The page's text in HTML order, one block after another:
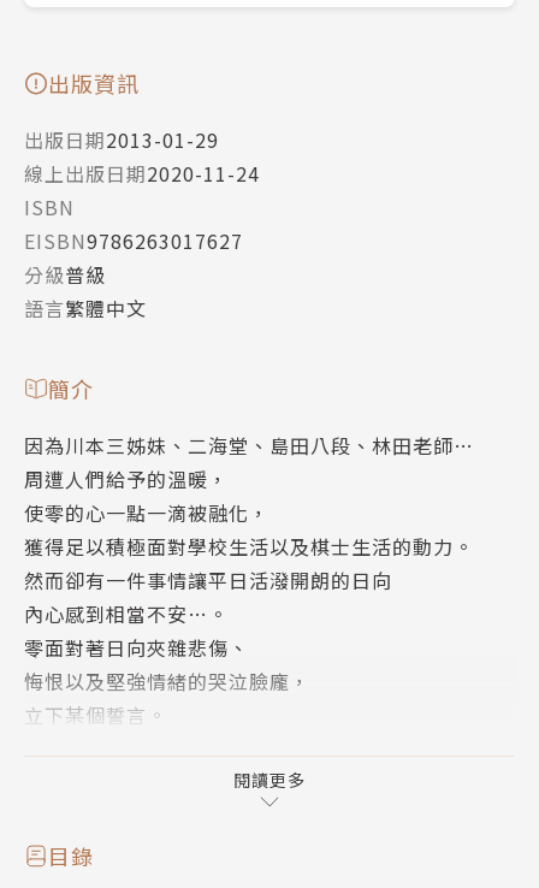
出版資訊
出版日期2013-01-29
線上出版日期2020-11-24
ISBN
EISBN9786263017627
分級普級
語言繁體中文
簡介
因為川本三姊妹、二海堂、島田八段、林田老師…
周遭人們給予的溫暖，
使零的心一點一滴被融化，
獲得足以積極面對學校生活以及棋士生活的動力。
然而卻有一件事情讓平日活潑開朗的日向
內心感到相當不安…。
零面對著日向夾雜悲傷、
悔恨以及堅強情緒的哭泣臉龐，
立下某個誓言。
各自失去的某些東西之溫柔物語。
閱讀更多
目錄